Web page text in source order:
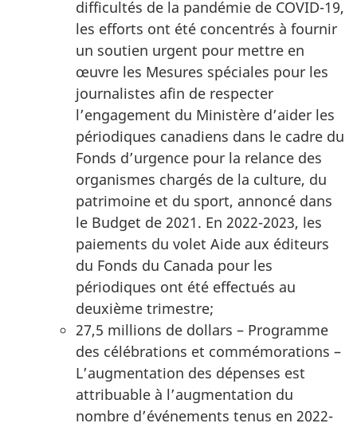
difficultés de la pandémie de COVID-19,
les efforts ont été concentrés à fournir
un soutien urgent pour mettre en
œuvre les Mesures spéciales pour les
journalistes afin de respecter
l’engagement du Ministère d’aider les
périodiques canadiens dans le cadre du
Fonds d’urgence pour la relance des
organismes chargés de la culture, du
patrimoine et du sport, annoncé dans
le Budget de 2021. En 2022-2023, les
paiements du volet Aide aux éditeurs
du Fonds du Canada pour les
périodiques ont été effectués au
deuxième trimestre;
27,5 millions de dollars – Programme
des célébrations et commémorations –
L’augmentation des dépenses est
attribuable à l’augmentation du
nombre d’événements tenus en 2022-